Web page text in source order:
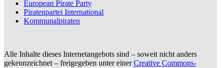
European Pirate Party
Piratenpartei International
Kommunalpiraten
Alle Inhalte dieses Internetangebots sind – soweit nicht anders
gekennzeichnet – freigegeben unter einerCreative Commons-